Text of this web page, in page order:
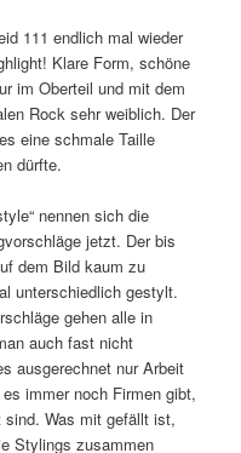
111 endlich mal wieder
Klare Form, schöne
im Oberteil und mit dem
Rock sehr weiblich. Der
eine schmale Taille
dürfte.
nennen sich die
jetzt. Der bis
dem Bild kaum zu
unterschiedlich gestylt.
gehen alle in
auch fast nicht
ausgerechnet nur Arbeit
immer noch Firmen gibt,
sind. Was mit gefällt ist,
Stylings zusammen